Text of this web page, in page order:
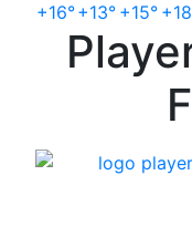
+16°+13° +15° +